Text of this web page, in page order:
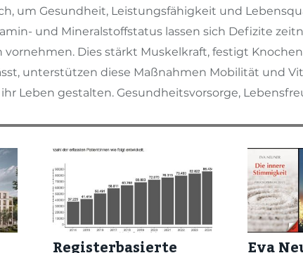
um Gesundheit, Leistungsfähigkeit und
und Mineralstoffstatus lassen sich Defizite
Dies stärkt Muskelkraft, festigt
unterstützen diese Maßnahmen Mobilität und
Leben gestalten. Gesundheitsvorsorge,
Registerbasierte Eva